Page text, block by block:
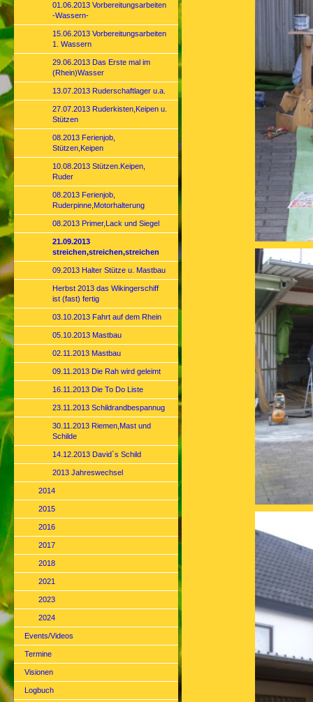
01.06.2013 Vorbereitungsarbeiten
-Wassern-
15.06.2013 Vorbereitungsarbeiten
1. Wassern
29.06.2013 Das Erste mal im
(Rhein)Wasser
13.07.2013 Ruderschaftlager u.a.
27.07.2013 Ruderkisten,Keipen u.
Stützen
08.2013 Ferienjob,
Stützen,Keipen
10.08.2013 Stützen.Keipen,
Ruder
08.2013 Ferienjob,
Ruderpinne,Motorhalterung
08.2013 Primer,Lack und Siegel
21.09.2013
streichen,streichen,streichen
09.2013 Halter Stütze u. Mastbau
Herbst 2013 das Wikingerschiff
ist (fast) fertig
03.10.2013 Fahrt auf dem Rhein
05.10.2013 Mastbau
02.11.2013 Mastbau
09.11.2013 Die Rah wird geleimt
16.11.2013 Die To Do Liste
23.11.2013 Schildrandbespannug
30.11.2013 Riemen,Mast und
Schilde
14.12.2013 David`s Schild
2013 Jahreswechsel
2014
2015
2016
2017
2018
2021
2023
2024
Events/Videos
Termine
Visionen
Logbuch